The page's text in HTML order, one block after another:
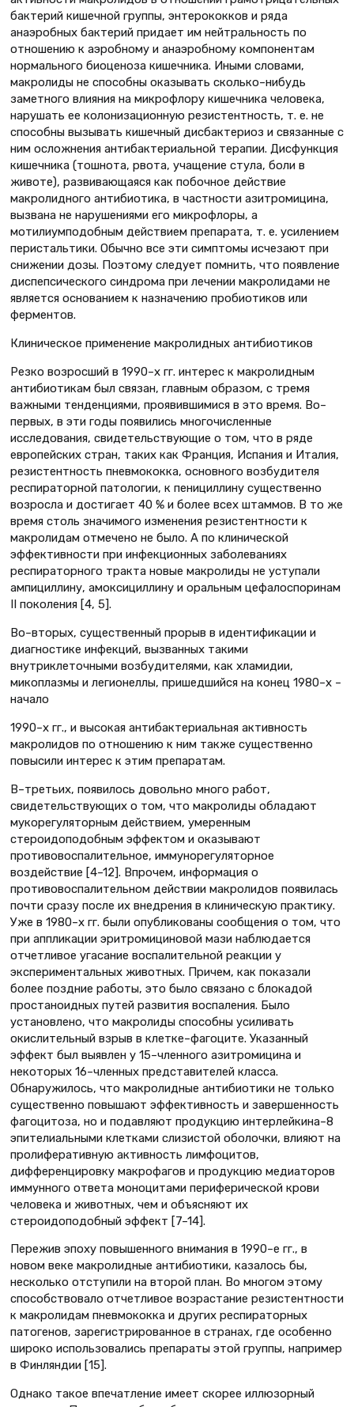
бактерий кишечной группы, энтерококков и ряда
анаэробных бактерий придает им нейтральность по
отношению к аэробному и анаэробному компонентам
нормального биоценоза кишечника. Иными словами,
макролиды не способны оказывать сколько–нибудь
заметного влияния на микрофлору кишечника человека,
нарушать ее колонизационную резистентность, т. е. не
способны вызывать кишечный дисбактериоз и связанные с
ним осложнения антибактериальной терапии. Дисфункция
кишечника (тошнота, рвота, учащение стула, боли в
животе), развивающаяся как побочное действие
макролидного антибиотика, в частности азитромицина,
вызвана не нарушениями его микрофлоры, а
мотилиумподобным действием препарата, т. е. усилением
перистальтики. Обычно все эти симптомы исчезают при
снижении дозы. Поэтому следует помнить, что появление
диспепсического синдрома при лечении макролидами не
является основанием к назначению пробиотиков или
ферментов.
Клиническое применение макролидных антибиотиков
Резко возросший в 1990–х гг. интерес к макролидным
антибиотикам был связан, главным образом, с тремя
важными тенденциями, проявившимися в это время. Во–
первых, в эти годы появились многочисленные
исследования, свидетельствующие о том, что в ряде
европейских стран, таких как Франция, Испания и Италия,
резистентность пневмококка, основного возбудителя
респираторной патологии, к пенициллину существенно
возросла и достигает 40 % и более всех штаммов. В то же
время столь значимого изменения резистентности к
макролидам отмечено не было. А по клинической
эффективности при инфекционных заболеваниях
респираторного тракта новые макролиды не уступали
ампициллину, амоксициллину и оральным цефалоспоринам
II поколения [4, 5].
Во–вторых, существенный прорыв в идентификации и
диагностике инфекций, вызванных такими
внутриклеточными возбудителями, как хламидии,
микоплазмы и легионеллы, пришедшийся на конец 1980–х –
начало
1990–х гг., и высокая антибактериальная активность
макролидов по отношению к ним также существенно
повысили интерес к этим препаратам.
В–третьих, появилось довольно много работ,
свидетельствующих о том, что макролиды обладают
мукорегуляторным действием, умеренным
стероидоподобным эффектом и оказывают
противовоспалительное, иммунорегуляторное
воздействие [4–12]. Впрочем, информация о
противовоспалительном действии макролидов появилась
почти сразу после их внедрения в клиническую практику.
Уже в 1980–х гг. были опубликованы сообщения о том, что
при аппликации эритромициновой мази наблюдается
отчетливое угасание воспалительной реакции у
экспериментальных животных. Причем, как показали
более поздние работы, это было связано с блокадой
простаноидных путей развития воспаления. Было
установлено, что макролиды способны усиливать
окислительный взрыв в клетке–фагоците. Указанный
эффект был выявлен у 15–членного азитромицина и
некоторых 16–членных представителей класса.
Обнаружилось, что макролидные антибиотики не только
существенно повышают эффективность и завершенность
фагоцитоза, но и подавляют продукцию интерлейкина–8
эпителиальными клетками слизистой оболочки, влияют на
пролиферативную активность лимфоцитов,
дифференцировку макрофагов и продукцию медиаторов
иммунного ответа моноцитами периферической крови
человека и животных, чем и объясняют их
стероидоподобный эффект [7–14].
Пережив эпоху повышенного внимания в 1990–е гг., в
новом веке макролидные антибиотики, казалось бы,
несколько отступили на второй план. Во многом этому
способствовало отчетливое возрастание резистентности
к макролидам пневмококка и других респираторных
патогенов, зарегистрированное в странах, где особенно
широко использовались препараты этой группы, например
в Финляндии [15].
Однако такое впечатление имеет скорее иллюзорный